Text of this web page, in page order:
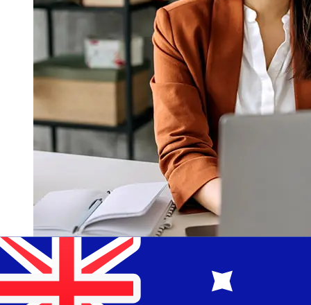
從Norddeutsche Landesbank EUR到